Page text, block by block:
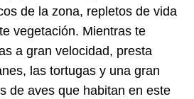
de la zona, repletos de vida
vegetación. Mientras te
a gran velocidad, presta
las tortugas y una gran
de aves que habitan en este